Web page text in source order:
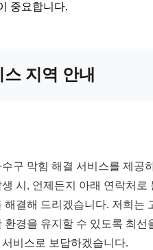
중요합니다.
지역 안내
구 막힘 해결 서비스를 제공
시, 언제든지 아래 연락처로
결해 드리겠습니다. 저희는
경을 유지할 수 있도록 최선
비스로 보답하겠습니다.